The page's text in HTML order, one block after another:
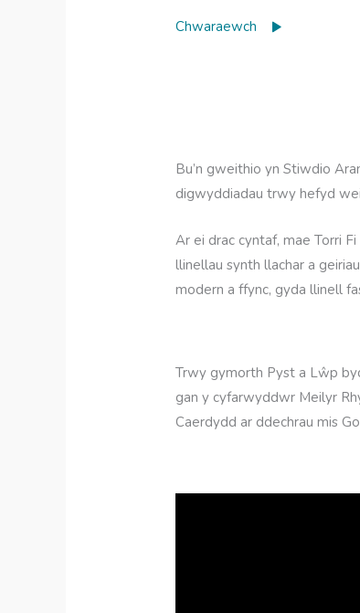
Chwaraewch
Bu’n gweithio yn Stiwdio
digwyddiadau trwy hefyd
Ar ei drac cyntaf, mae Torri
llinellau synth llachar a
modern a ffync, gyda llinell
Trwy gymorth Pyst a Lŵp
gan y cyfarwyddwr Meilyr
Caerdydd ar ddechrau mis